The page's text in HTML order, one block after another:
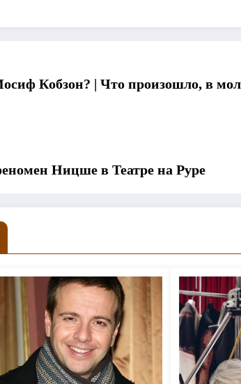
Кобзон? | Что произошло, в
Ницше в Театре на Руре